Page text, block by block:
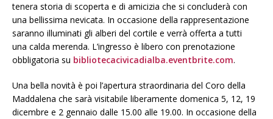
tenera storia di scoperta e di amicizia che si concluderà con
una bellissima nevicata. In occasione della rappresentazione
saranno illuminati gli alberi del cortile e verrà offerta a tutti
una calda merenda. L’ingresso è libero con prenotazione
obbligatoria su bibliotecacivicadialba.eventbrite.com.
Una bella novità è poi l’apertura straordinaria del Coro della
Maddalena che sarà visitabile liberamente domenica 5, 12, 19
dicembre e 2 gennaio dalle 15.00 alle 19.00. In occasione della